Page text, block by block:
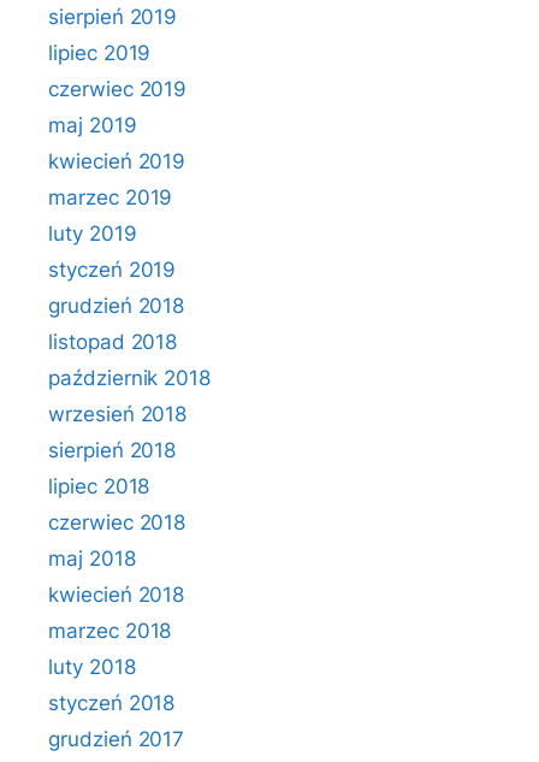
sierpień 2019
lipiec 2019
czerwiec 2019
maj 2019
kwiecień 2019
marzec 2019
luty 2019
styczeń 2019
grudzień 2018
listopad 2018
październik 2018
wrzesień 2018
sierpień 2018
lipiec 2018
czerwiec 2018
maj 2018
kwiecień 2018
marzec 2018
luty 2018
styczeń 2018
grudzień 2017